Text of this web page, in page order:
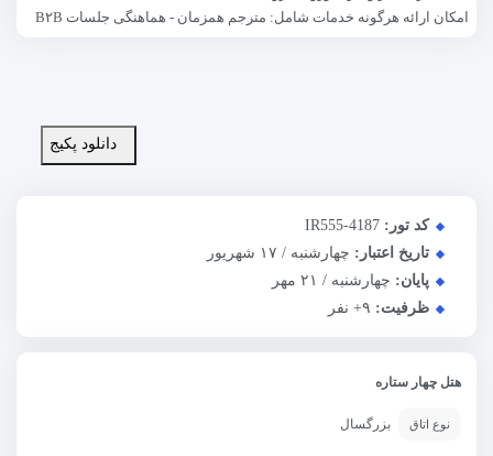
امکان ارائه هرگونه خدمات شامل: مترجم همزمان - هماهنگی جلسات B۲B
دانلود پکیج
کد تور: IR555-4187
تاریخ اعتبار: چهارشنبه / ۱۷ شهریور
پایان: چهارشنبه / ۲۱ مهر
ظرفیت: +۹ نفر
هتل چهار ستاره
نوع اتاق بزرگسال